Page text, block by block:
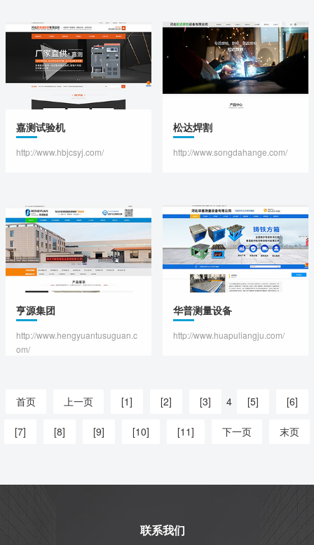
嘉测试验机
http://www.hbjcsyj.com/
松达焊割
http://www.songdahange.com/
亨源集团
http://www.hengyuantusuguan.c
om/
华普测量设备
http://www.huapuliangju.com/
首页 上一页 [1] [2] [3] 4 [5] [6]
[7] [8] [9] [10] [11] 下一页 末页
联系我们